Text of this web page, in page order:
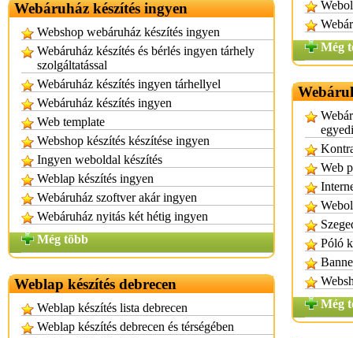
Webáruház készítés ingyen
Webshop webáruház készítés ingyen
Webáruház készítés és bérlés ingyen tárhely
szolgáltatással
Webáruház készítés ingyen tárhellyel
Webáruház készítés ingyen
Web template
Webshop készítés készítése ingyen
Ingyen weboldal készítés
Weblap készítés ingyen
Webáruház szoftver akár ingyen
Webáruház nyitás két hétig ingyen
Még több
Weblap készítés debrecen
Weblap készítés lista debrecen
Weblap készítés debrecen és térségében
Még
Web
Póló
Még